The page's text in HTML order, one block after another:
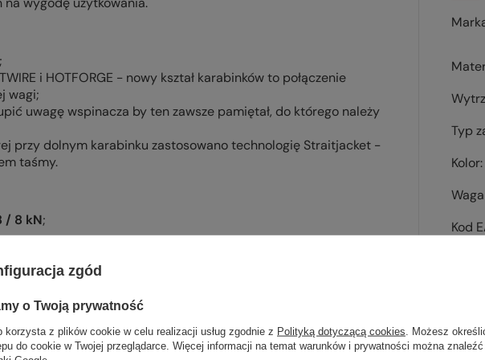
i HOTFORGE - nowy kształ karabinków to połączenie
wagi;
uwagę wspinacza by ten zawsze pamiętał, do którego należy
przy dolnym karabinku zastosowano technologię Straitjacket -
taśmy.
/ 8 kN;
27 mm;
Typ
Kolor
Kod
zgód
o Twoją prywatność
korzysta z plików cookie w celu realizacji usług zgodnie z Polityką dotyczącą cookies . Możesz
do cookie w Twojej przeglądarce. Więcej informacji na temat warunków i prywatności można